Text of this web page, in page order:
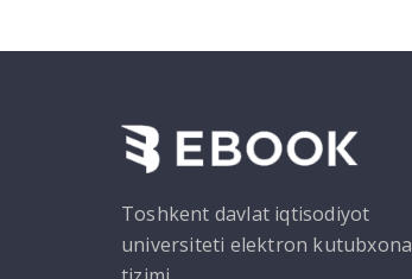
Toshkent davlat iqtisodiyot
universiteti elektron kutubxona